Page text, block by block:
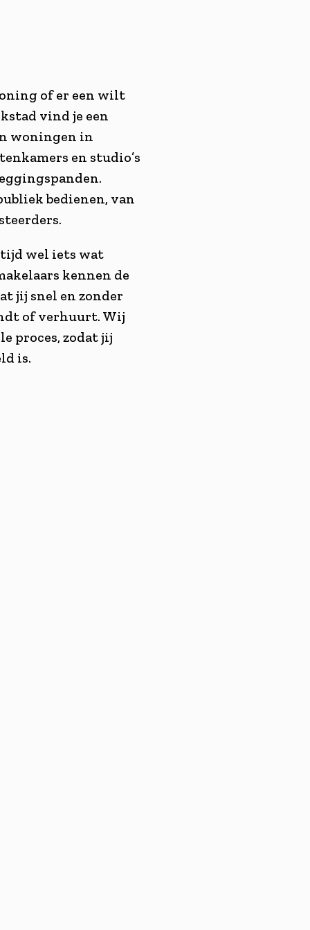
of er een wilt
vind je een
woningen in
en studio’s
bedienen, van
wel iets wat
kennen de
jij snel en zonder
of verhuurt. Wij
proces, zodat jij
is.